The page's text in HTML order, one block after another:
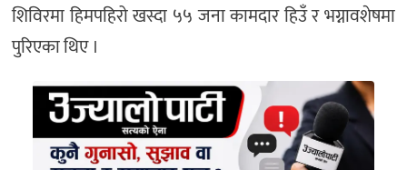
शिविरमा हिमपहिरो खस्दा ५५ जना कामदार हिउँ र भग्नावशेषमा
पुरिएका थिए ।